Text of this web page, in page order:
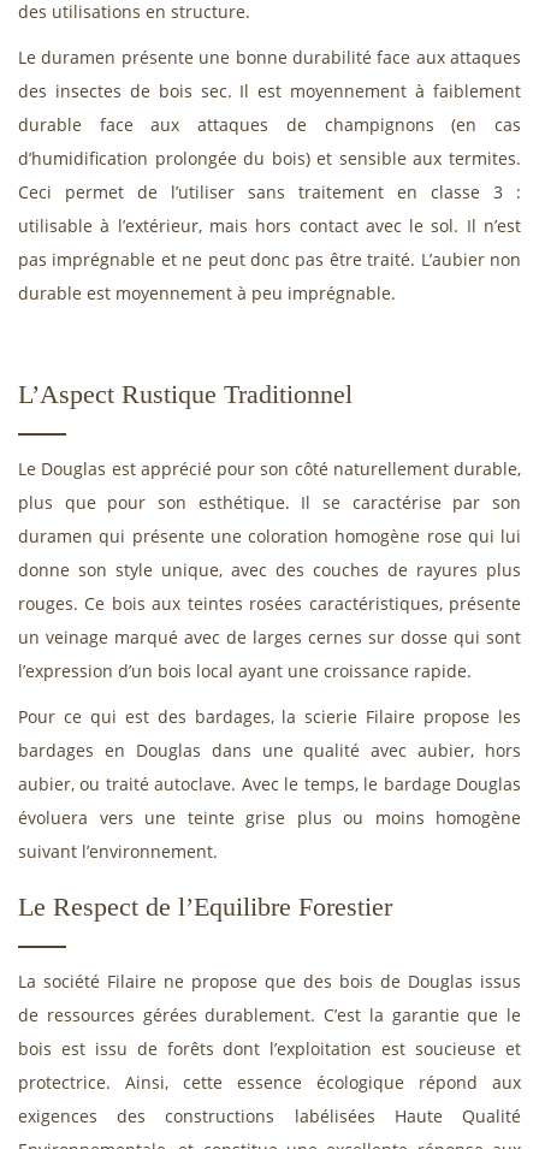
des utilisations en structure.
Le duramen présente une bonne durabilité face aux attaques
des insectes de bois sec. Il est moyennement à faiblement
durable face aux attaques de champignons (en cas
d’humidification prolongée du bois) et sensible aux termites.
Ceci permet de l’utiliser sans traitement en classe 3 :
utilisable à l’extérieur, mais hors contact avec le sol. Il n’est
pas imprégnable et ne peut donc pas être traité. L’aubier non
durable est moyennement à peu imprégnable.
L’Aspect Rustique Traditionnel
Le Douglas est apprécié pour son côté naturellement durable,
plus que pour son esthétique. Il se caractérise par son
duramen qui présente une coloration homogène rose qui lui
donne son style unique, avec des couches de rayures plus
rouges. Ce bois aux teintes rosées caractéristiques, présente
un veinage marqué avec de larges cernes sur dosse qui sont
l’expression d’un bois local ayant une croissance rapide.
Pour ce qui est des bardages, la scierie Filaire propose les
bardages en Douglas dans une qualité avec aubier, hors
aubier, ou traité autoclave. Avec le temps, le bardage Douglas
évoluera vers une teinte grise plus ou moins homogène
suivant l’environnement.
Le Respect de l’Equilibre Forestier
La société Filaire ne propose que des bois de Douglas issus
de ressources gérées durablement. C’est la garantie que le
bois est issu de forêts dont l’exploitation est soucieuse et
protectrice. Ainsi, cette essence écologique répond aux
exigences des constructions labélisées Haute Qualité